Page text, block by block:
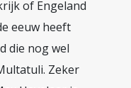
of Engeland
eeuw heeft
die nog wel
Zeker